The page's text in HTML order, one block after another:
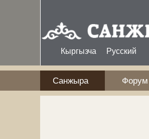
Кыргызча Русский
Санжыра Форум